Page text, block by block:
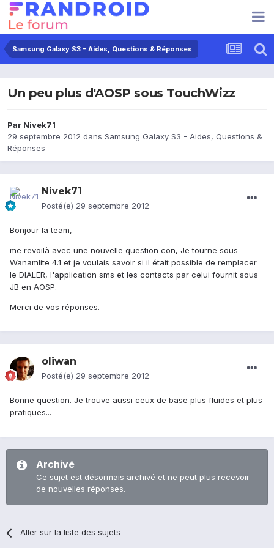
Samsung Galaxy S3 - Aides, Questions & Réponses
Un peu plus d'AOSP sous TouchWizz
Par Nivek71
29 septembre 2012 dans Samsung Galaxy S3 - Aides, Questions &
Réponses
Nivek71
Posté(e) 29 septembre 2012
Bonjour la team,
me revoilà avec une nouvelle question con, Je tourne sous
Wanamlite 4.1 et je voulais savoir si il était possible de remplacer
le DIALER, l'application sms et les contacts par celui fournit sous
JB en AOSP.
Merci de vos réponses.
oliwan
Posté(e) 29 septembre 2012
Bonne question. Je trouve aussi ceux de base plus fluides et plus
pratiques...
Archivé
Ce sujet est désormais archivé et ne peut plus recevoir
de nouvelles réponses.
Aller sur la liste des sujets